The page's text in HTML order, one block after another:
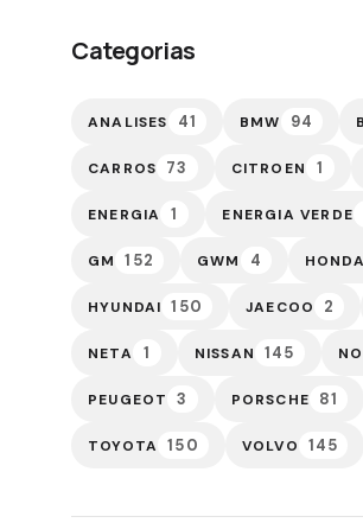
Categorias
ANALISES 41 BMW 94
CARROS 73 CITROEN 1
ENERGIA 1 ENERGIA VERDE
GM 152 GWM 4 HONDA
HYUNDAI 150 JAECOO 2
NETA 1 NISSAN 145
PEUGEOT 3 PORSCHE 81
TOYOTA 150 VOLVO 145